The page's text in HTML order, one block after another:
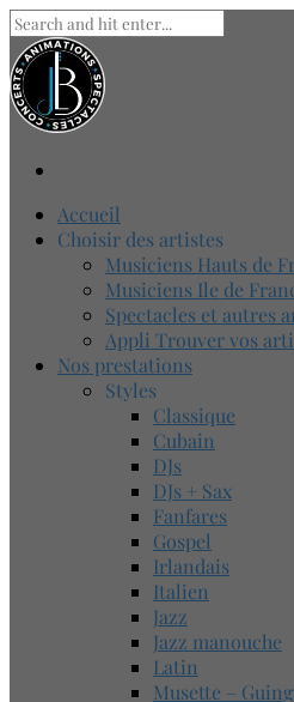
Accueil
Choisir des artistes
Musiciens Hauts de
Musiciens Ile de
Spectacles et autres
Appli Trouver vos
Nos prestations
Styles
Classique
Cubain
DJs
DJs + Sax
Fanfares
Gospel
Irlandais
Italien
Jazz
Jazz manouche
Latin
Musette –